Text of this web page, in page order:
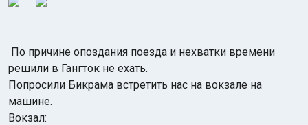
По причине опоздания поезда и нехватки времени
решили в Гангток не ехать.
Попросили Бикрама встретить нас на вокзале на
машине.
Вокзал: